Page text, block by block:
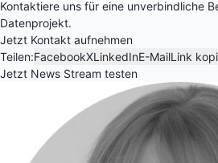
Kontaktiere uns für eine unverbindliche
Datenprojekt.
Jetzt Kontakt aufnehmen
Teilen:FacebookXLinkedInE-MailLink
Jetzt News Stream testen